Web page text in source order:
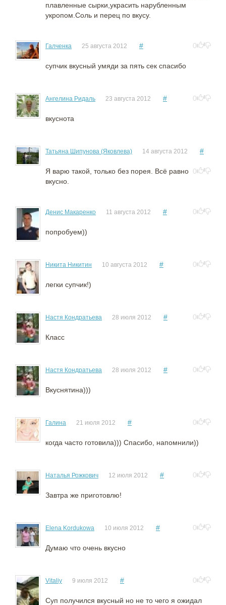
плавленные сырки,украсить нарубленным
укропом.Соль и перец по вкусу.
Галченка 25 августа 2012 # 0
супчик вкусный умяди за пять сек спасибо
Ангелина Ридаль 23 августа 2012 # 0
вкуснота
Татьяна Шипунова (Яковлева) 14 августа 2012 #
0
Я варю такой, только без порея. Всё равно
вкусно.
Денис Макаренко 11 августа 2012 # 0
попробуем))
Никита Никитин 10 августа 2012 # 0
легки супчик!)
Настя Кондратьева 28 июля 2012 # 0
Класс
Настя Кондратьева 28 июля 2012 # 0
Вкуснятина)))
Галина 21 июля 2012 # 0
когда часто готовила))) Спасибо, напомнили))
Наталья Рожкович 12 июля 2012 # 0
Завтра же приготовлю!
Elena Kordukowa 10 июля 2012 # 0
Думаю что очень вкусно
Vitaliy 9 июля 2012 # 0
Суп получился вкусный но не то чего я ожидал